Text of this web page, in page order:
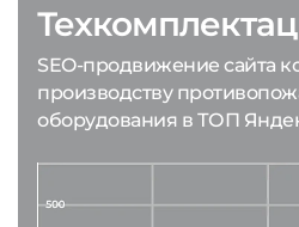
SEO-продвижение сайта
производству
оборудования в ТОП